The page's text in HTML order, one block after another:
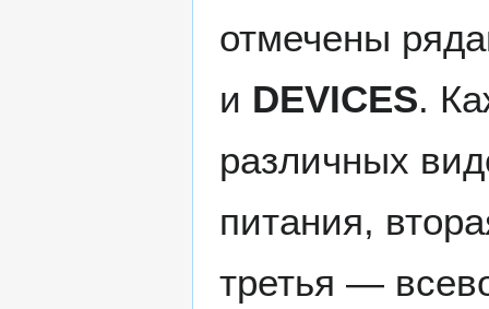
отмечены
и DEVICES.
различных
питания,
третья —